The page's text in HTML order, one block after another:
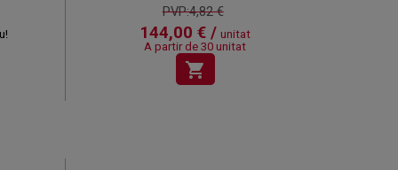
PVP:4,82 €
144,00 € / unitat
A partir de 30 unitat
shopping_cart